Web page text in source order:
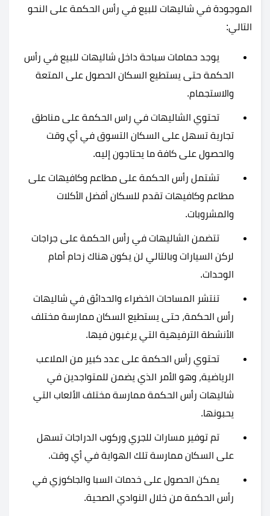
الموجودة في شاليهات للبيع في رأس الحكمة على النحو
التالي:
يوجد حمامات سباحة داخل شاليهات للبيع في رأس
الحكمة حتى يستطيع السكان الحصول على المتعة
والاستجمام.
تحتوي الشاليهات في راس الحكمة على مناطق
تجارية تسهل على السكان التسوق في أي وقت
والحصول على كافة ما يحتاجون إليه.
تشتمل رأس الحكمة على مطاعم وكافيهات على
مطاعم وكافيهات تقدم للسكان أفضل الأكلات
والمشروبات.
تتضمن الشاليهات في رأس الحكمة على جراجات
لركن السيارات وبالتالي لن يكون هناك زحام أمام
الوحدات.
تنتشر المساحات الخضراء والحدائق في شاليهات
رأس الحكمة، حتى يستطيع السكان ممارسة مختلف
الأنشطة الترفيهية التي يرغبون فيها.
تحتوي رأس الحكمة على عدد كبير من الملاعب
الرياضية، وهو الأمر الذي يضمن للمتواجدين في
شاليهات رأس الحكمة ممارسة مختلف الألعاب التي
يحبونها.
تم توفير مسارات للجري وركوب الدراجات تسهل
على السكان ممارسة تلك الهواية في أي وقت.
يمكن الحصول على خدمات السبا والجاكوزي في
رأس الحكمة من خلال النوادي الصحية.